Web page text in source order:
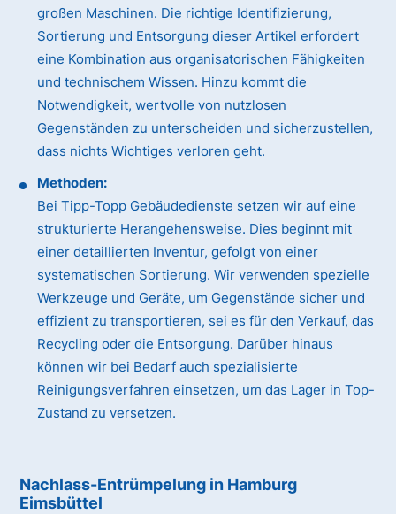
großen Maschinen. Die richtige Identifizierung,
Sortierung und Entsorgung dieser Artikel erfordert
eine Kombination aus organisatorischen Fähigkeiten
und technischem Wissen. Hinzu kommt die
Notwendigkeit, wertvolle von nutzlosen
Gegenständen zu unterscheiden und sicherzustellen,
dass nichts Wichtiges verloren geht.
Methoden:
Bei Tipp-Topp Gebäudedienste setzen wir auf eine
strukturierte Herangehensweise. Dies beginnt mit
einer detaillierten Inventur, gefolgt von einer
systematischen Sortierung. Wir verwenden spezielle
Werkzeuge und Geräte, um Gegenstände sicher und
effizient zu transportieren, sei es für den Verkauf, das
Recycling oder die Entsorgung. Darüber hinaus
können wir bei Bedarf auch spezialisierte
Reinigungsverfahren einsetzen, um das Lager in Top-
Zustand zu versetzen.
Nachlass-Entrümpelung in Hamburg
Eimsbüttel